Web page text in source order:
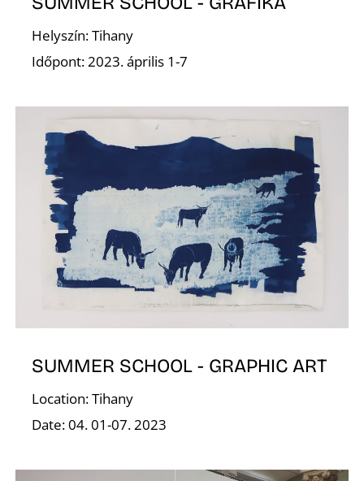
Helyszín: Tihany
Időpont: 2023. április 1-7
SUMMER SCHOOL - GRAPHIC ART
Location: Tihany
Date: 04. 01-07. 2023